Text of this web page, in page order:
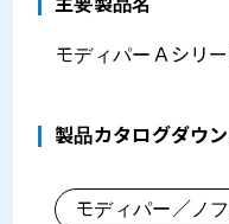
モディパーＡシリ
製品カタログダウ
モディパー／ノ